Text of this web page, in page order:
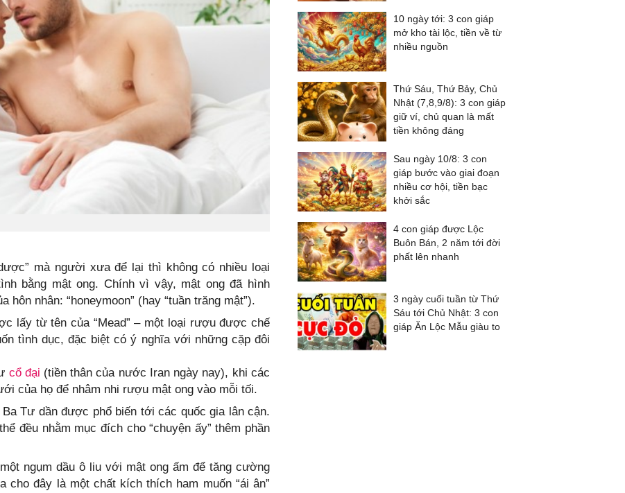
mà người xưa để lại thì không có nhiều loại
bằng mật ong. Chính vì vậy, mật ong đã hình
hôn nhân: “honeymoon” (hay “tuần trăng mật”).
lấy từ tên của “Mead” – một loại rượu được chế
tình dục, đặc biệt có ý nghĩa với những cặp đôi
cổ đại (tiền thân của nước Iran ngày nay), khi các
của họ để nhâm nhi rượu mật ong vào mỗi tối.
Tư dần được phổ biến tới các quốc gia lân cận.
đều nhằm mục đích cho “chuyện ấy” thêm phần
ngụm dầu ô liu với mật ong ấm để tăng cường
cho đây là một chất kích thích ham muốn “ái ân”
10 ngày tới: 3 con giáp
mở kho tài lộc, tiền về từ
nhiều nguồn
Thứ Sáu, Thứ Bảy, Chủ
Nhật (7,8,9/8): 3 con giáp
giữ ví, chủ quan là mất
tiền không đáng
Sau ngày 10/8: 3 con
giáp bước vào giai đoạn
nhiều cơ hội, tiền bạc
khởi sắc
4 con giáp được Lộc
Buôn Bán, 2 năm tới đời
phất lên nhanh
3 ngày cuối tuần từ Thứ
Sáu tới Chủ Nhật: 3 con
giáp Ăn Lộc Mẫu giàu to